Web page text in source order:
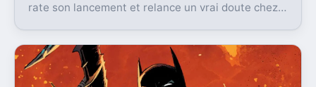
rate son lancement et relance un vrai doute chez